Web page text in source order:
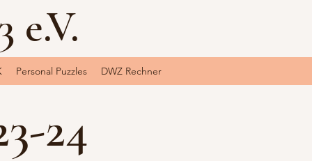
e.V.
Personal Puzzles DWZ Rechner
24